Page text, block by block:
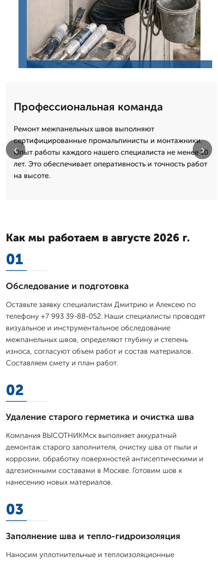
Профессиональная команда
Ремонт межпанельных швов выполняют
сертифицированные промальпинисты и монтажники.
Опыт работы каждого нашего специалиста не менее 10
лет. Это обеспечивает оперативность и точность работ
на высоте.
‹ ›
Как мы работаем в августе 2026 г.
01
Обследование и подготовка
Оставьте заявку специалистам Дмитрию и Алексею по
телефону +7 993 39-88-052. Наши специалисты проводят
визуальное и инструментальное обследование
межпанельных швов, определяют глубину и степень
износа, согласуют объем работ и состав материалов.
Составляем смету и план работ.
02
Удаление старого герметика и очистка шва
Компания ВЫСОТНИКМск выполняет аккуратный
демонтаж старого заполнителя, очистку шва от пыли и
коррозии, обработку поверхностей антисептическими и
адгезионными составами в Москве. Готовим шов к
нанесению новых материалов.
03
Заполнение шва и тепло-гидроизоляция
Наносим уплотнительные и теплоизоляционные